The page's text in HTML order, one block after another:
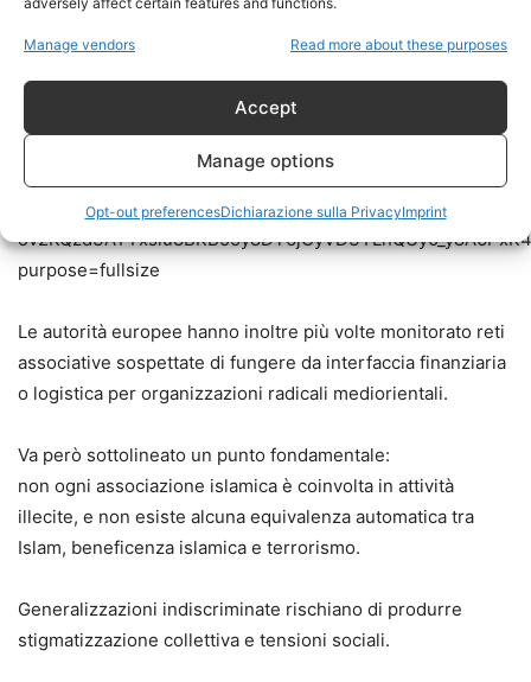
Manage vendors Read more about these purposes
Accept
Manage options
Opt-out preferencesDichiarazione sulla PrivacyImprint
Le autorità europee hanno inoltre più volte monitorato reti
associative sospettate di fungere da interfaccia finanziaria
o logistica per organizzazioni radicali mediorientali.
Va però sottolineato un punto fondamentale:
non ogni associazione islamica è coinvolta in attività
illecite, e non esiste alcuna equivalenza automatica tra
Islam, beneficenza islamica e terrorismo.
Generalizzazioni indiscriminate rischiano di produrre
stigmatizzazione collettiva e tensioni sociali.